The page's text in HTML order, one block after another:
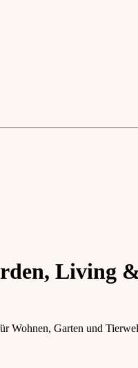
Living
Wohnen, Garten und